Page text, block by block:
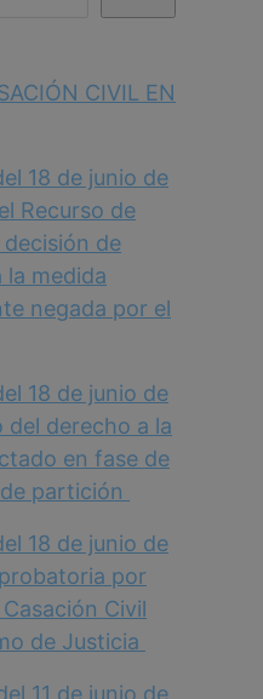
CIVIL EN
18 de junio de
Recurso de
de
la medida
negada por el
18 de junio de
del derecho a la
en fase de
partición
18 de junio de
por
Civil
de Justicia
11 de junio de